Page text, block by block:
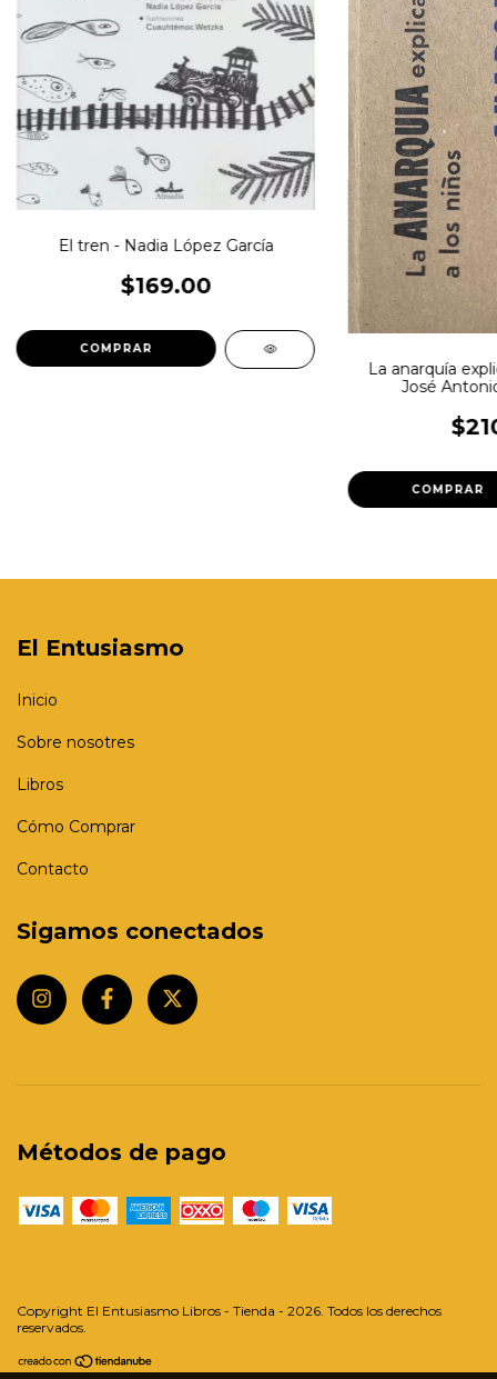
El tren - Nadia López García
$169.00
La anarquía
José
El Entusiasmo
Inicio
Sobre nosotres
Libros
Cómo Comprar
Contacto
Sigamos conectados
Métodos de pago
Copyright El Entusiasmo Libros - Tienda - 2026. Todos los derechos
reservados.